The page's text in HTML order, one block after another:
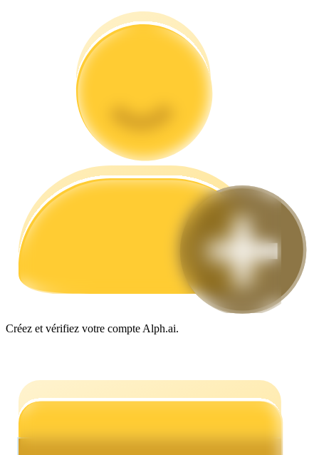
Analyse de mégadonnées, y compris des informations
commerciales, etc.
Guide
Guide de démarrage des contrats à terme
Créez et vérifiez votre compte Alph.ai.